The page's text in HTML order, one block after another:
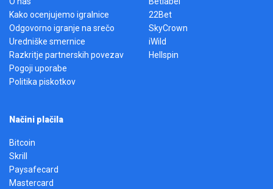
Kako ocenjujemo igralnice
Odgovorno igranje na srečo
Uredniške smernice
Razkritje partnerskih povezav
Pogoji uporabe
Politika piskotkov
22Bet
SkyCrown
iWild
Hellspin
Načini plačila
Bitcoin
Skrill
Paysafecard
Mastercard